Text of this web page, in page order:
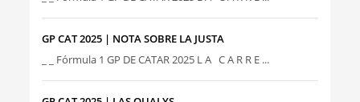
GP CAT 2025 | NOTA SOBRE LA JUSTA
_ _ Fórmula 1 GP DE CATAR 2025 L A C A R R E ...